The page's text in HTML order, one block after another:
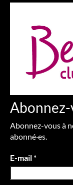
Abonnez-vous à
abonné·es.
E-mail*